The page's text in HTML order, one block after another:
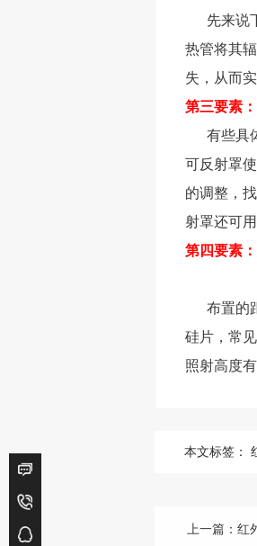
先来说下
热管将其
失，从而
第三要素
有些具体
可反射罩
的调整，
射罩还可
第四要素
布置的距
硅片，常
照射高度
本文标签：
上一篇： 红